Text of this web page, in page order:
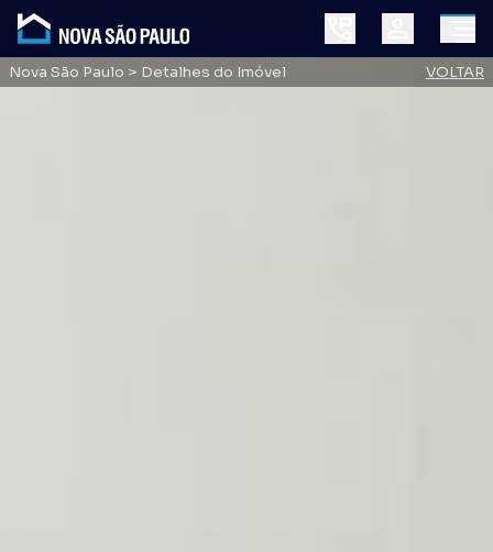
Nova São Paulo > Detalhes do Imóvel VOLTAR